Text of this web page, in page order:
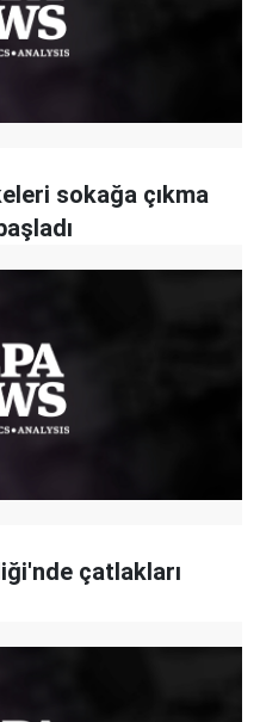
sokağa çıkma
çatlakları